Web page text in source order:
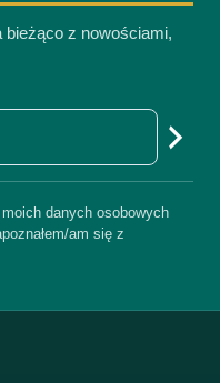
bieżąco z nowościami,
danych osobowych
am się z